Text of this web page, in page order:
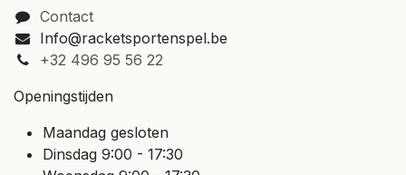
Contact
Info@racketsportenspel.be
+32 496 95 56 22
Openingstijden
Maandag gesloten
Dinsdag 9:00 - 17:30